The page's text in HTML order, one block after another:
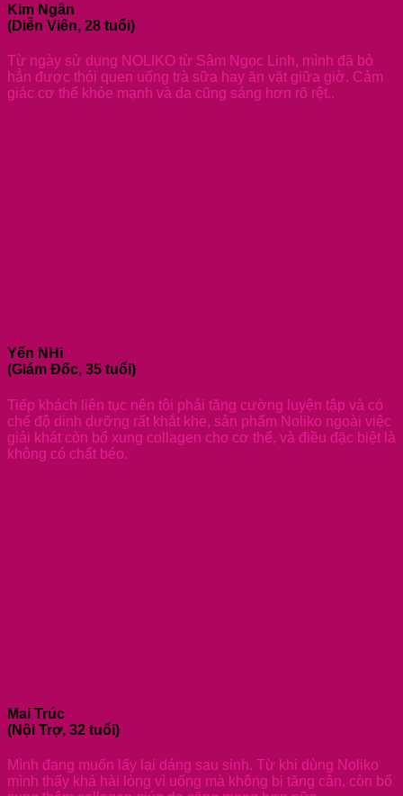
Kim Ngân
(Diễn Viên, 28 tuổi)
Từ ngày sử dụng NOLIKO từ Sâm Ngọc Linh, mình đã bỏ
hẳn được thói quen uống trà sữa hay ăn vặt giữa giờ. Cảm
giác cơ thể khỏe mạnh và da cũng sáng hơn rõ rệt..
Yến NHi
(Giám Đốc, 35 tuổi)
Tiếp khách liên tục nên tôi phải tăng cường luyện tập và có
chế độ dinh dưỡng rất khắt khe, sản phẩm Noliko ngoài việc
giải khát còn bổ xung collagen cho cơ thể, và điều đặc biệt là
không có chất béo.
Mai Trúc
(Nội Trợ, 32 tuổi)
Mình đang muốn lấy lại dáng sau sinh. Từ khi dùng Noliko
mình thấy khá hài lòng vì uống mà không bị tăng cân, còn bổ